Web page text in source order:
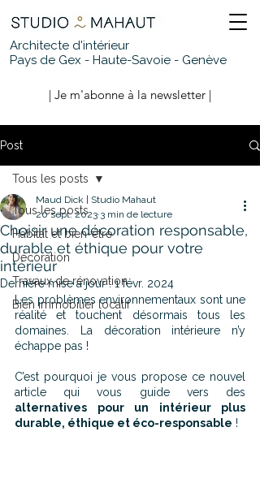
Architecte d'intérieur
Pays de Gex - Haute-Savoie - Genève
| Je m'abonne à la newsletter |
Post
Tous les posts
Habitat et bien-être
Décoration
Travaux de rénovation
Bien immobilier locatif
Tous les posts
Choisir une décoration responsable,
durable et éthique pour votre
intérieur
Maud Dick | Studio Mahaut
20 sept. 2023 3 min de lecture
Dernière mise à jour :1 févr. 2024
Les problèmes environnementaux sont une
réalité et touchent désormais tous les
domaines. La décoration intérieure n’y
échappe pas !
C’est pourquoi je vous propose ce nouvel
alternatives pour un intérieur plus
durable, éthique et éco-responsable !